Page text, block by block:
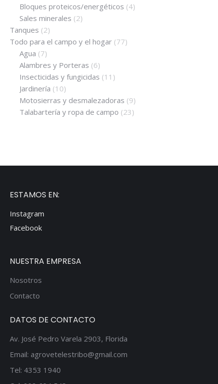
Bloques proteicos/energéticos (4)
Sales minerales (2)
Tanques (2)
Todo para el campo y el hogar (77)
Agua (7)
Alambres y Porteras (6)
Insecticidas y fungicidas (11)
Jardinería (10)
Motosierras y desmalezadoras (9)
Talabartería y ropa de campo (23)
ESTAMOS EN:
Instagram
Facebook
NUESTRA EMPRESA
Nosotros
Contacto
DATOS DE CONTACTO
Av. José Pedro Varela 2903, Florida
Email: agrovetelestribo@gmail.com
Tel: 4353 1940